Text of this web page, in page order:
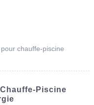
chauffe-piscine
Piscine